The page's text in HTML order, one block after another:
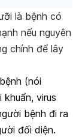
là bệnh có
nếu nguyên
chính để lây
(nói
virus
bệnh đi ra
đối diện.